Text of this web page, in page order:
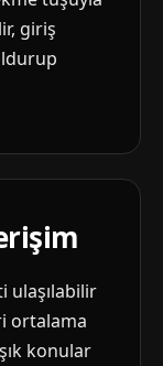
giriş
ulaşılabilir
ortalama
konular